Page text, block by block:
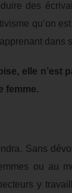
des
qu’on
dans
elle n’est
femme.
Sans
ou au
y